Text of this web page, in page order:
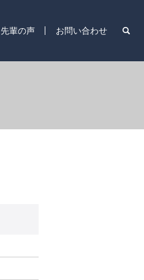
先輩の声 お問い合わせ